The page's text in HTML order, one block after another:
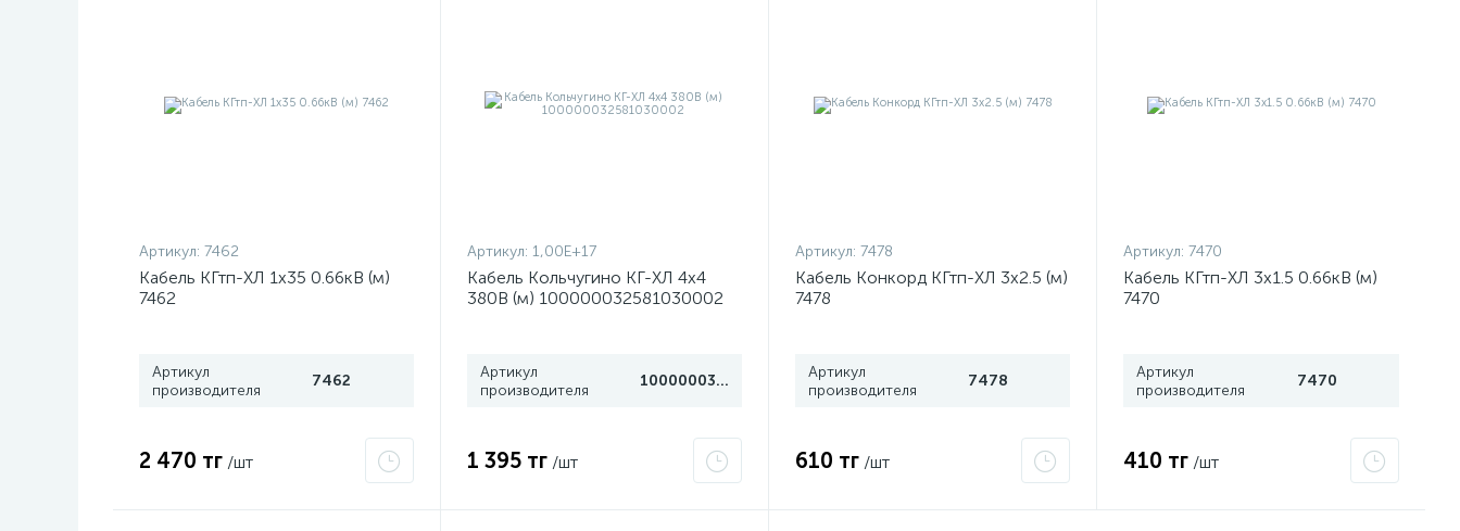
Артикул: 7462
Кабель КГтп-ХЛ 1х35 0.66кВ (м)
7462
Артикул
производителя
7462
2 470 тг /шт
Артикул: 1,00E+17
Кабель Кольчугино КГ-ХЛ 4х4
380В (м) 100000032581030002
Артикул
производителя
100000032581030002
1 395 тг /шт
Артикул: 7478
Кабель Конкорд КГтп-ХЛ 3х2.5 (м)
7478
Артикул
производителя
7478
610 тг /шт
Артикул: 7470
Кабель КГтп-ХЛ 3х1.5 0.66кВ (м)
7470
Артикул
производителя
7470
410 тг /шт